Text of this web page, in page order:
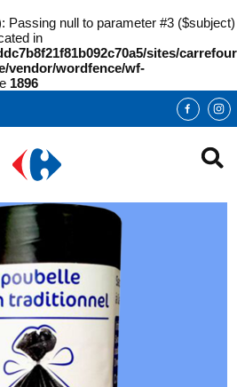
Passing null to parameter #3 ($subject)
in
sites/
vendor/wordfence/wf-
1896